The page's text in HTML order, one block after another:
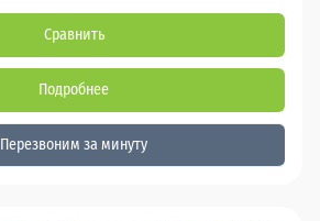
Сравнить
Подробнее
Перезвоним за минуту